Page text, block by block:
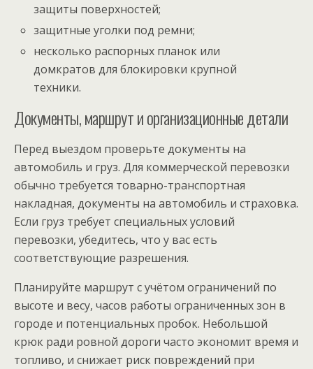
защиты поверхностей;
защитные уголки под ремни;
несколько распорных планок или
домкратов для блокировки крупной
техники.
Документы, маршрут и организационные детали
Перед выездом проверьте документы на
автомобиль и груз. Для коммерческой перевозки
обычно требуется товарно-транспортная
накладная, документы на автомобиль и страховка.
Если груз требует специальных условий
перевозки, убедитесь, что у вас есть
соответствующие разрешения.
Планируйте маршрут с учётом ограничений по
высоте и весу, часов работы ограниченных зон в
городе и потенциальных пробок. Небольшой
крюк ради ровной дороги часто экономит время и
топливо, и снижает риск повреждений при